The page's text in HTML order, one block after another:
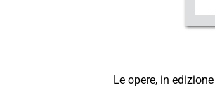
Le opere, in